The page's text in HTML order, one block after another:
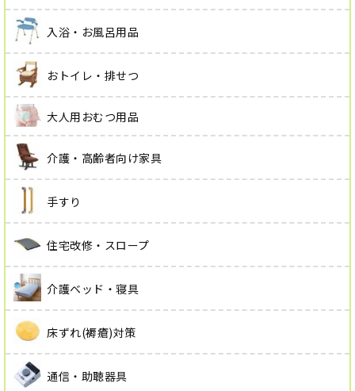
入浴・お風呂用品
おトイレ・排せつ
大人用おむつ用品
介護・高齢者向け家具
手すり
住宅改修・スロープ
介護ベッド・寝具
床ずれ(褥瘡)対策
通信・助聴器具